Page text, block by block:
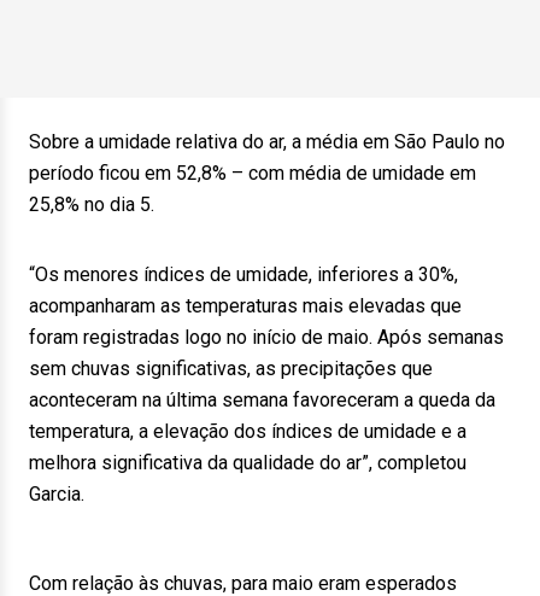
Sobre a umidade relativa do ar, a média em São Paulo no
período ficou em 52,8% – com média de umidade em
25,8% no dia 5.
“Os menores índices de umidade, inferiores a 30%,
acompanharam as temperaturas mais elevadas que
foram registradas logo no início de maio. Após semanas
sem chuvas significativas, as precipitações que
aconteceram na última semana favoreceram a queda da
temperatura, a elevação dos índices de umidade e a
melhora significativa da qualidade do ar”, completou
Garcia.
Com relação às chuvas, para maio eram esperados